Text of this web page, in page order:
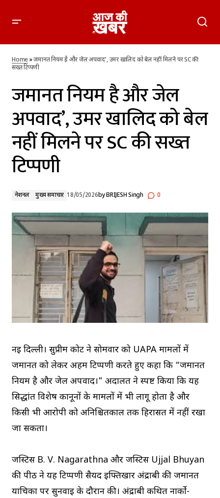
की सख्त टिप्पणी
Home»जमानत नियम है और जेल अपवाद’, उमर खालिद को बेल नहीं मिलने पर SC की
सख्त टिप्पणी
जमानत नियम है और जेल
अपवाद’, उमर खालिद को बेल
नहीं मिलने पर SC की सख्त
टिप्पणी
नेशनल मुख्य समाचार 18/05/2026byBRIJESH Singh 0
नई दिल्ली। सुप्रीम कोर्ट ने सोमवार को UAPA मामलों में
जमानत को लेकर अहम टिप्पणी करते हुए कहा कि “जमानत
नियम है और जेल अपवाद।” अदालत ने स्पष्ट किया कि यह
सिद्धांत विशेष कानूनों के मामलों में भी लागू होता है और
किसी भी आरोपी को अनिश्चितकाल तक हिरासत में नहीं रखा
जा सकता।
जस्टिस B. V. Nagarathna और जस्टिस Ujjal Bhuyan
की पीठ ने यह टिप्पणी सैयद इफ्तिखार अंद्राबी की जमानत
याचिका पर सुनवाई के दौरान की। अंद्राबी कथित नार्को-